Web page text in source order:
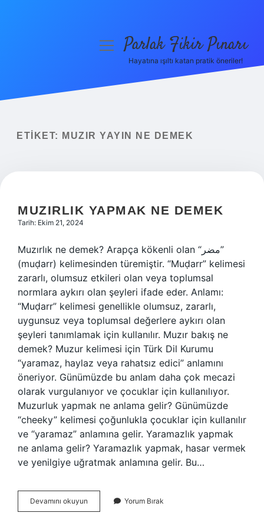
Yasal Uyarı
menüyüParlak Fikir Pınarı
Hayatına ışıltı katan pratik öneriler!
ETIKET: MUZIR YAYIN NE DEMEK
MUZIRLIK YAPMAK NE DEMEK
Tarih: Ekim 21, 2024
Muzırlık ne demek? Arapça kökenli olan “مضر”
(muḍarr) kelimesinden türemiştir. “Muḍarr” kelimesi
zararlı, olumsuz etkileri olan veya toplumsal
normlara aykırı olan şeyleri ifade eder. Anlamı:
“Muḍarr” kelimesi genellikle olumsuz, zararlı,
uygunsuz veya toplumsal değerlere aykırı olan
şeyleri tanımlamak için kullanılır. Muzır bakış ne
demek? Muzur kelimesi için Türk Dil Kurumu
“yaramaz, haylaz veya rahatsız edici” anlamını
öneriyor. Günümüzde bu anlam daha çok mecazi
olarak vurgulanıyor ve çocuklar için kullanılıyor.
Muzurluk yapmak ne anlama gelir? Günümüzde
“cheeky” kelimesi çoğunlukla çocuklar için kullanılır
ve “yaramaz” anlamına gelir. Yaramazlık yapmak
ne anlama gelir? Yaramazlık yapmak, hasar vermek
ve yenilgiye uğratmak anlamına gelir. Bu…
Devamını okuyun
Yapmak
Yorum Bırak